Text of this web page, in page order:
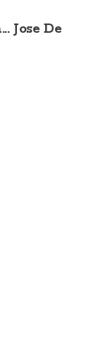
Jose De